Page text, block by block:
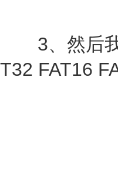
3、然后我
T32 FAT16